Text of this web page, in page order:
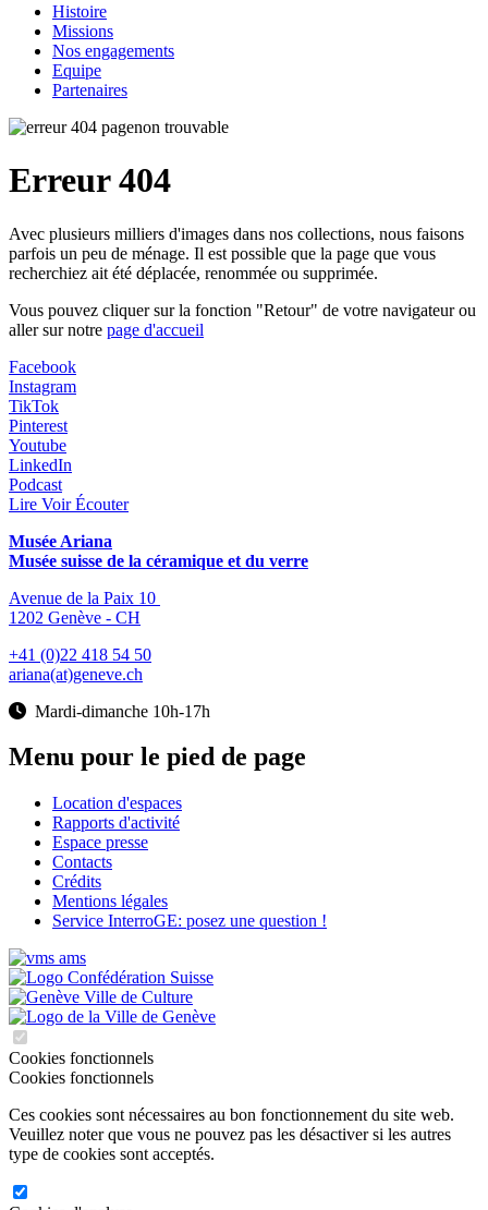
Histoire
Missions
Nos engagements
Equipe
Partenaires
Erreur 404
Avec plusieurs milliers d'images dans nos collections, nous faisons
parfois un peu de ménage. Il est possible que la page que vous
recherchiez ait été déplacée, renommée ou supprimée.
Vous pouvez cliquer sur la fonction "Retour" de votre navigateur ou
aller sur notre page d'accueil
Facebook
Instagram
TikTok
Pinterest
Youtube
LinkedIn
Podcast
Lire Voir Écouter
Musée Ariana
Musée suisse de la céramique et du verre
Avenue de la Paix 10
1202 Genève - CH
+41 (0)22 418 54 50
ariana(at)geneve.ch
Mardi-dimanche 10h-17h
Menu pour le pied de page
Location d'espaces
Rapports d'activité
Espace presse
Contacts
Crédits
Mentions légales
Service InterroGE: posez une question !
Cookies fonctionnels
Cookies fonctionnels
Ces cookies sont nécessaires au bon fonctionnement du site web.
Veuillez noter que vous ne pouvez pas les désactiver si les autres
type de cookies sont acceptés.